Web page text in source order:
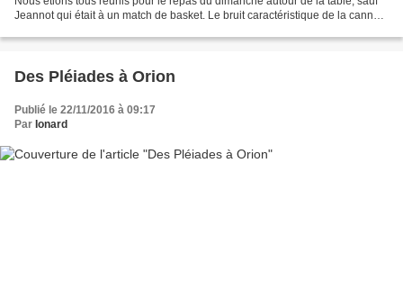
Jeannot qui était à un match de basket. Le bruit caractéristique de la canne
Des Pléiades à Orion
Publié le 22/11/2016 à 09:17
Par Ionard